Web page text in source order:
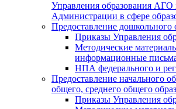
Управления образования АГО
Администрации в сфере
Предоставление дошкольного
Приказы Управления
Методические
информационные
НПА федерального и
Предоставление начального
общего, среднего общего
Приказы Управления